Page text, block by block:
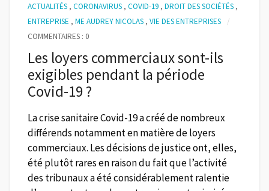
ACTUALITÉS , CORONAVIRUS , COVID-19 , DROIT DES SOCIÉTÉS ,
ENTREPRISE , ME AUDREY NICOLAS , VIE DES ENTREPRISES
COMMENTAIRES : 0
Les loyers commerciaux sont-ils
exigibles pendant la période
Covid-19 ?
La crise sanitaire Covid-19 a créé de nombreux
différends notamment en matière de loyers
commerciaux. Les décisions de justice ont, elles,
été plutôt rares en raison du fait que l’activité
des tribunaux a été considérablement ralentie